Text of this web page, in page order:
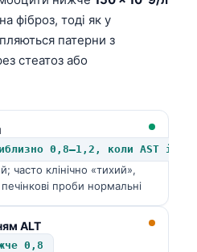
фіброз, тоді як у
патерни з
стеатоз або
0,8–1,2, коли AST і
часто клінічно «тихий»,
проби нормальні
ALT
0,8